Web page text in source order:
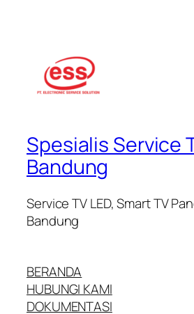
Spesialis Service
Bandung
Service TV LED, Smart TV
Bandung
BERANDA
HUBUNGI KAMI
DOKUMENTASI